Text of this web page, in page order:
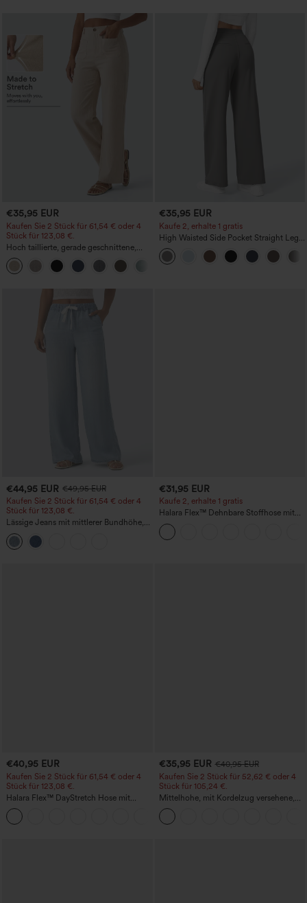
€35,95 EUR
Kaufen Sie 2 Stück für 61,54 € oder 4
Stück für 123,08 €.
Hoch taillierte, gerade geschnittene,
legere Leinen-Optik-Hose mit Taschen
€35,95 EUR
Kaufe 2, erhalte 1 gratis
High Waisted Side Pocket Straight Leg
Work Pants
€44,95 EUR €49,95 EUR
Kaufen Sie 2 Stück für 61,54 € oder 4
Stück für 123,08 €.
Lässige Jeans mit mittlerer Bundhöhe,
Kordelzug und Taschen
€31,95 EUR
Kaufe 2, erhalte 1 gratis
Halara Flex™ Dehnbare Stoffhose mit
hohem Bund und Seitentasche hinten
€40,95 EUR
Kaufen Sie 2 Stück für 61,54 € oder 4
Stück für 123,08 €.
Halara Flex™ DayStretch Hose mit
mittlerer Bundhöhe, seitlicher
Reißverschlusstasche und
Work‑Flare‑Schnitt
€35,95 EUR €40,95 EUR
Kaufen Sie 2 Stück für 52,62 € oder 4
Stück für 105,24 €.
Mittelhohe, mit Kordelzug versehene,
schnelltrocknende Golfhose mit schmal
zulaufendem Schnitt, abgerundetem
Saum und Taschen – UPF 40+